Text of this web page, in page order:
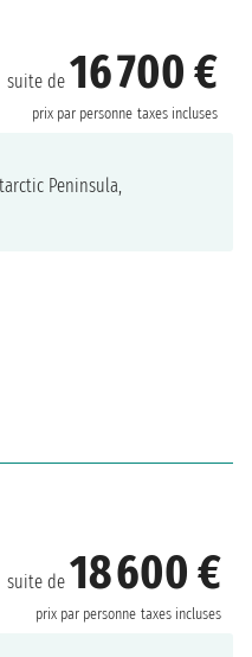
suite de 16 700 €
prix par personne taxes incluses
Peninsula,
suite de 18 600 €
prix par personne taxes incluses